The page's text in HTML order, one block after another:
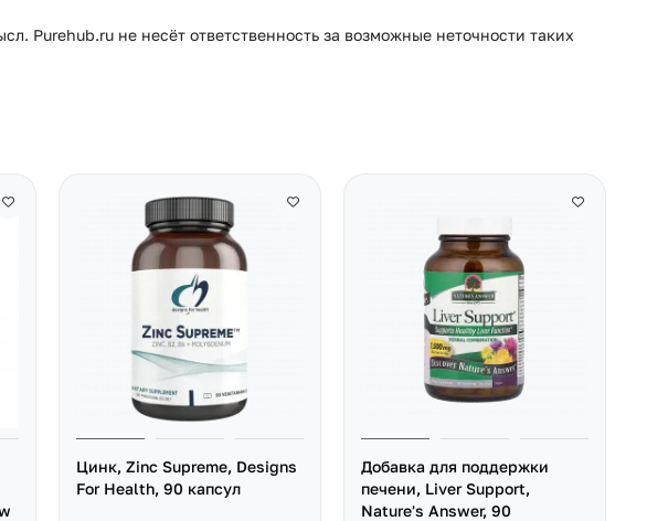
Purehub.ru не несёт ответственность за возможные неточности таких
Цинк, Zinc Supreme, Designs
For Health, 90 капсул
Добавка для поддержки
печени, Liver Support,
Nature's Answer, 90